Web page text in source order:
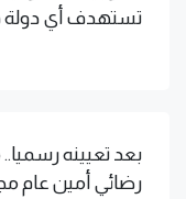
تستهدف أي دولة
بعد تعيينه
رضائي أمين عام